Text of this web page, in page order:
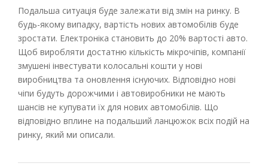
Подальша ситуація буде залежати від змін на ринку. В
будь-якому випадку, вартість нових автомобілів буде
зростати. Електроніка становить до 20% вартості авто.
Щоб виробляти достатню кількість мікрочіпів, компанії
змушені інвестувати колосальні кошти у нові
виробництва та оновлення існуючих. Відповідно нові
чіпи будуть дорожчими і автовиробники не мають
шансів не купувати їх для нових автомобілів. Що
відповідно вплине на подальший ланцюжок всіх подій на
ринку, який ми описали.